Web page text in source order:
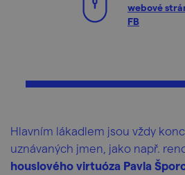
webové
FB
Hlavním lákadlem jsou vždy
uznávaných jmen, jako např.
houslového virtuóza Pavla